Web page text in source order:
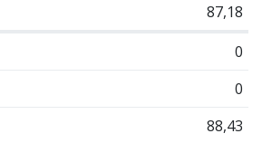
87,18
0
0
88,43